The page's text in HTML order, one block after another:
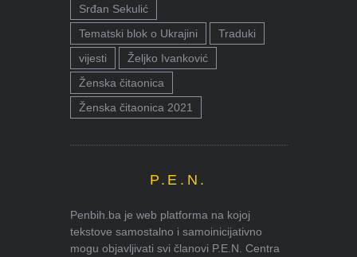
Srđan Sekulić
Tematski blok o Ukrajini
Traduki
vijesti
Željko Ivanković
Ženska čitaonica
Ženska čitaonica 2021
P.E.N.
Penbih.ba je web platforma na kojoj
tekstove samostalno i samoinicijativno
mogu objavljivati svi članovi P.E.N. Centra